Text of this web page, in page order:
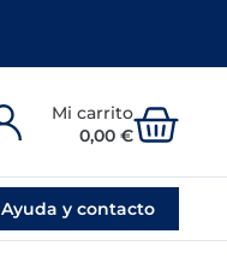
0,00 €
Ayuda y contacto